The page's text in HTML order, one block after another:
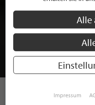
BEWERBEN
JETZT
Alle
Impressum